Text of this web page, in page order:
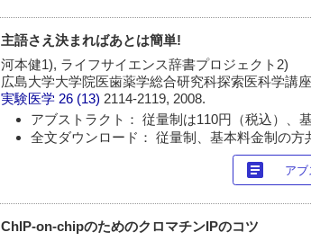
主語さえ決まればあとは簡単!
河本健1), ライフサイエンス辞書プロジェクト2)
広島大学大学院医歯薬学総合研究科探索医科学講
実験医学 26 (13) 2114-2119, 2008.
アブストラクト： 従量制は110円（税込）、
全文ダウンロード： 従量制、基本料金制の方
article ア
ChIP-on-chipのためのクロマチンIPのコツ